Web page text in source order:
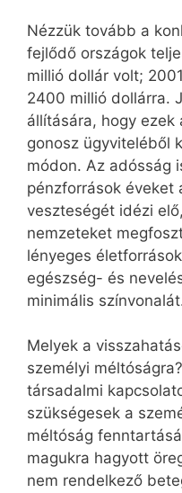
Nézzük tovább a
fejlődő országok
millió dollár volt;
2400 millió dollárra.
állítására, hogy ezek
gonosz ügyviteléből
módon. Az adósság
pénzforrások éveket
veszteségét idézi
nemzeteket
lényeges
egészség- és
minimális
Melyek a
személyi
társadalmi
szükségesek a
méltóság
magukra hagyott
nem rendelkező